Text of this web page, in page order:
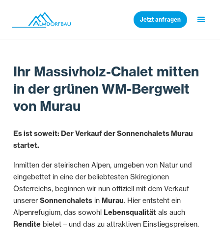
Jetzt anfragen
Ihr Massivholz-Chalet mitten
in der grünen WM-Bergwelt
von Murau
Es ist soweit: Der Verkauf der Sonnenchalets Murau
startet.
Inmitten der steirischen Alpen, umgeben von Natur und
eingebettet in eine der beliebtesten Skiregionen
Österreichs, beginnen wir nun offiziell mit dem Verkauf
unserer Sonnenchaletsin Murau. Hier entsteht ein
Alpenrefugium, das sowohl Lebensqualitätals auch
Rendite bietet – und das zu attraktiven Einstiegspreisen.